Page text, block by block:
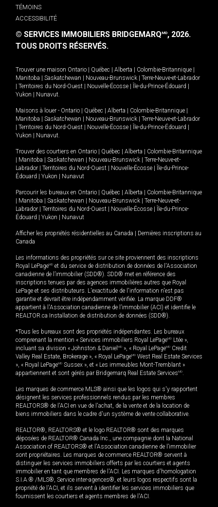
TÉMOINS
ACCESSIBILITÉ
© SERVICES IMMOBILIERS BRIDGEMARQMD, 2026.
TOUS DROITS RÉSERVÉS.
Trouver une maison Ontario Québec Alberta Colombie-Britannique
Manitoba
Saskatchewan Nouveau-Brunswick
Terre-Neuve-et-Labrador
Territoires du Nord-Ouest Nouvelle-Écosse Île-du-Prince-Édouard
Yukon
Nunavut.
Maisons à louer - Ontario Québec Alberta Colombie-Britannique
Manitoba
Saskatchewan Nouveau-Brunswick
Terre-Neuve-et-Labrador
Territoires du Nord-Ouest Nouvelle-Écosse Île-du-Prince-Édouard
Yukon
Nunavut.
Trouver des courtiers en Ontario Québec Alberta
Colombie-Britannique
Manitoba Saskatchewan Nouveau-Brunswick
Terre-Neuve-et-
Labrador
Territoires du Nord-Ouest Nouvelle-Écosse
Île-du-Prince-
Édouard
Yukon Nunavut
Parcourir les bureaux en Ontario Québec Alberta
Colombie-Britannique
Manitoba Saskatchewan Nouveau-Brunswick
Terre-Neuve-et-
Labrador
Territoires du Nord-Ouest Nouvelle-Écosse
Île-du-Prince-
Édouard
Yukon Nunavut
Afficher les propriétés résidentielles au Canada
Dernières inscriptions au
Canada
Les informations des propriétés sur ce site proviennent des inscriptions
Royal LePageMD et du service de distribution de données de l'Association
canadienne de l’immobilier (SDD®). SDD® met en référence des
inscriptions tenues par des agences immobilières autres que Royal
LePage et ses distributeurs. L'exactitude de l'information n'est pas
garantie et devrait être indépendamment vérifiée. La marque DDF®
appartient à l'Association canadienne de l’immobilier (ACI) et identifie le
REALTOR.ca Installation de distribution de données (SDD®).
*Tous les bureaux sont des propriétés indépendantes. Les bureaux
comprenant la mention « Services immobiliers Royal LePageMD Ltée »,
incluant sa division « Johnston & Daniel MD », « Royal LePageMD Credit
Valley Real Estate, Brokerage », « Royal LePageMD West Real Estate Services
», « Royal LePageMD Sussex », et « Les immeubles Mont-Tremblant »
appartiennent et sont gérés par Bridgemarq Real Estate ServicesMD.
Les marques de commerce MLS® ainsi que les logos qui s'y rapportent
désignent les services professionnels rendus par les membres
REALTORS® de l'ACI en vue de l'achat, de la vente et de la location de
biens immobiliers dans le cadre d'un système de vente collaborative.
REALTOR®, REALTORS® et le logo REALTOR® sont des marques
déposées de REALTOR® Canada Inc., une compagnie dont la National
Association of REALTORS® et l'Association canadienne de l’immobilier
sont propriétaires. Les marques de commerce REALTOR® servent à
distinguer les services immobiliers offerts par les courtiers et agents
immobilier en tant que membres de l'ACI. Les marques d'homologation
S.I.A.® /MLS®, Service inter-agences®, et leurs logos respectifs sont la
propriété de l'ACI, et ils servent à identifier les services immobiliers que
fournissent les courtiers et agents membres de l'ACI.